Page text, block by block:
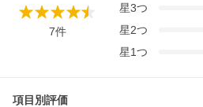
7件
星3つ
星2つ
星1つ
項目別評価